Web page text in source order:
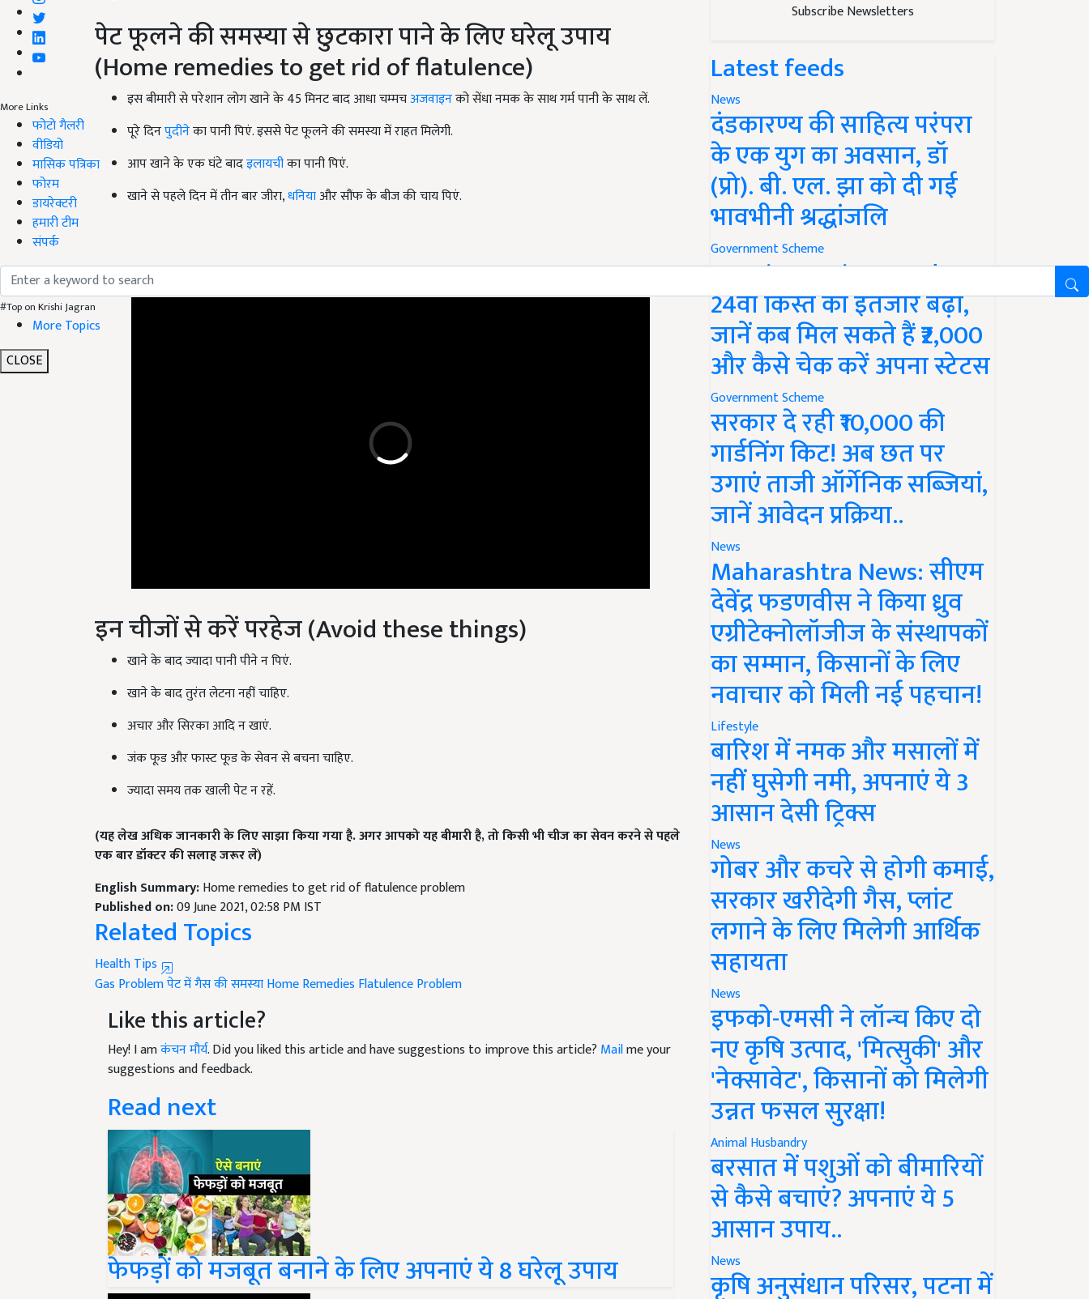
More Links
फोटो गैलरी
वीडियो
मासिक पत्रिका
फोरम
डायरेक्टरी
हमारी टीम
संपर्क
#Top on Krishi Jagran
More Topics
CLOSE
पेट फूलने की समस्या से छुटकारा पाने के लिए घरेलू उपाय
(Home remedies to get rid of flatulence)
इस बीमारी से परेशान लोग खाने के 45 मिनट बाद आधा चम्मचअजवाइनको सेंधा नमक के साथ गर्म पानी के साथ लें.
पूरे दिनपुदीनेका पानी पिएं. इससे पेट फूलने की समस्या में राहत मिलेगी.
आप खाने के एक घंटे बादइलायचीका पानी पिएं.
खाने से पहले दिन में तीन बार जीरा,धनियाऔर सौंफ के बीज की चाय पिएं.
ADVERTISEMENT
इन चीजों से करें परहेज (Avoid these things)
खाने के बाद ज्यादा पानी पीने न पिएं.
अचार और सिरका आदि न खाएं.
ज्यादा समय तक खाली पेट न रहें.
एक बार डॉक्टर की सलाह जरूर लें)
Home remedies to get rid of flatulence problem
Published on:09 June 2021, 02:58 PM IST
Related Topics
Health Tips
Gas Problemपेट में गैस की समस्या
Like this article?
Hey! I amकंचन मौर्य. Did you liked this article and have suggestions to improve this article?
suggestions and feedback.
Read next
फेफड़ों को मजबूत बनाने के लिए अपनाएं ये 8 घरेलू उपाय
Subscribe Newsletters
Latest feeds
News
दंडकारण्य की साहित्य परंपरा
के एक युग का अवसान, डॉ
(प्रो). बी. एल. झा को दी गई
भावभीनी श्रद्धांजलि
Government Scheme
PM Kisan Yojana Update:
24वीं किस्त का इंतजार बढ़ा,
जानें कब मिल सकते हैं ₹2,000
और कैसे चेक करें अपना स्टेटस
Government Scheme
सरकार दे रही ₹10,000 की
गार्डनिंग किट! अब छत पर
उगाएं ताजी ऑर्गेनिक सब्जियां,
जानें आवेदन प्रक्रिया..
News
Maharashtra News: सीएम
देवेंद्र फडणवीस ने किया ध्रुव
एग्रीटेक्नोलॉजीज के संस्थापकों
का सम्मान, किसानों के लिए
नवाचार को मिली नई पहचान!
Lifestyle
बारिश में नमक और मसालों में
नहीं घुसेगी नमी, अपनाएं ये 3
आसान देसी ट्रिक्स
News
गोबर और कचरे से होगी कमाई,
सरकार खरीदेगी गैस, प्लांट
लगाने के लिए मिलेगी आर्थिक
सहायता
News
इफको-एमसी ने लॉन्च किए दो
नए कृषि उत्पाद, 'मित्सुकी' और
'नेक्सावेट', किसानों को मिलेगी
उन्नत फसल सुरक्षा!
Animal Husbandry
बरसात में पशुओं को बीमारियों
से कैसे बचाएं? अपनाएं ये 5
आसान उपाय..
News
कृषि अनुसंधान परिसर, पटना में